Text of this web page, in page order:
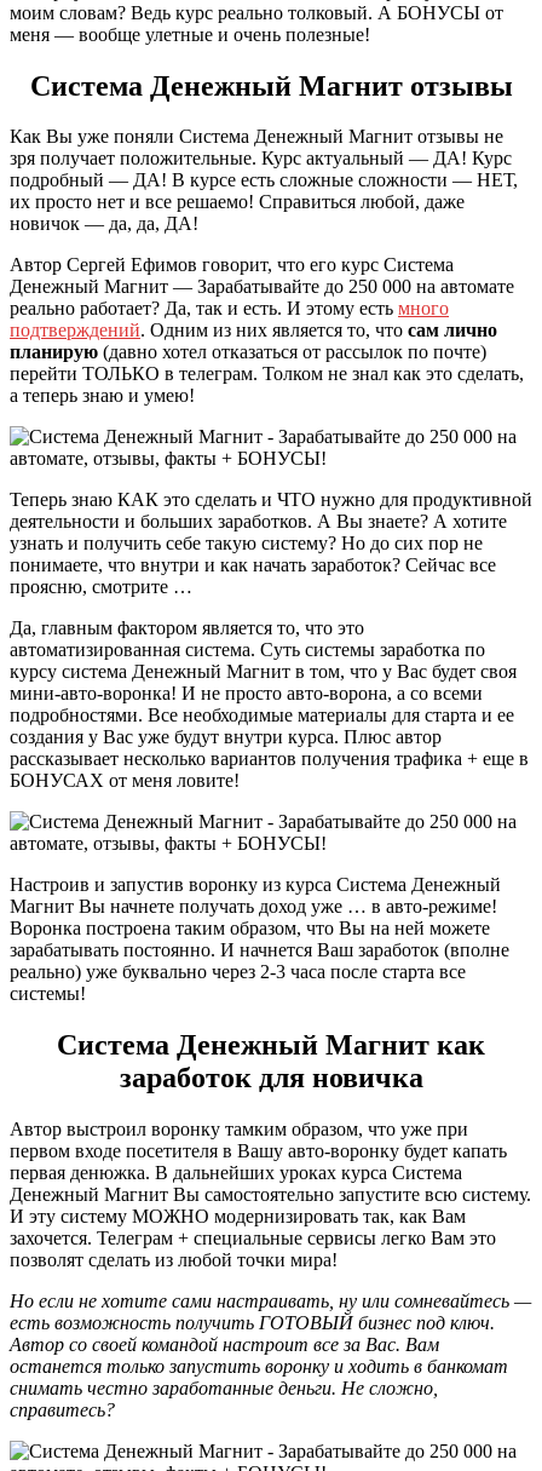
моим словам? Ведь курс реально толковый. А БОНУСЫ от
меня — вообще улетные и очень полезные!
Система Денежный Магнит отзывы
Как Вы уже поняли Система Денежный Магнит отзывы не
зря получает положительные. Курс актуальный — ДА! Курс
подробный — ДА! В курсе есть сложные сложности — НЕТ,
их просто нет и все решаемо! Справиться любой, даже
новичок — да, да, ДА!
Автор Сергей Ефимов говорит, что его курс Система
Денежный Магнит — Зарабатывайте до 250 000 на автомате
реально работает? Да, так и есть. И этому есть много
подтверждений. Одним из них является то, что сам лично
планирую (давно хотел отказаться от рассылок по почте)
перейти ТОЛЬКО в телеграм. Толком не знал как это сделать,
а теперь знаю и умею!
Теперь знаю КАК это сделать и ЧТО нужно для продуктивной
деятельности и больших заработков. А Вы знаете? А хотите
узнать и получить себе такую систему? Но до сих пор не
понимаете, что внутри и как начать заработок? Сейчас все
проясню, смотрите …
Да, главным фактором является то, что это
автоматизированная система. Суть системы заработка по
курсу система Денежный Магнит в том, что у Вас будет своя
мини-авто-воронка! И не просто авто-ворона, а со всеми
подробностями. Все необходимые материалы для старта и ее
создания у Вас уже будут внутри курса. Плюс автор
рассказывает несколько вариантов получения трафика + еще в
БОНУСАХ от меня ловите!
Настроив и запустив воронку из курса Система Денежный
Магнит Вы начнете получать доход уже … в авто-режиме!
Воронка построена таким образом, что Вы на ней можете
зарабатывать постоянно. И начнется Ваш заработок (вполне
реально) уже буквально через 2-3 часа после старта все
системы!
Система Денежный Магнит как
заработок для новичка
Автор выстроил воронку тамким образом, что уже при
первом входе посетителя в Вашу авто-воронку будет капать
первая денюжка. В дальнейших уроках курса Система
Денежный Магнит Вы самостоятельно запустите всю систему.
И эту систему МОЖНО модернизировать так, как Вам
захочется. Телеграм + специальные сервисы легко Вам это
позволят сделать из любой точки мира!
Но если не хотите сами настраивать, ну или сомневайтесь —
есть возможность получить ГОТОВЫЙ бизнес под ключ.
Автор со своей командой настроит все за Вас. Вам
останется только запустить воронку и ходить в банкомат
снимать честно заработанные деньги. Не сложно,
справитесь?